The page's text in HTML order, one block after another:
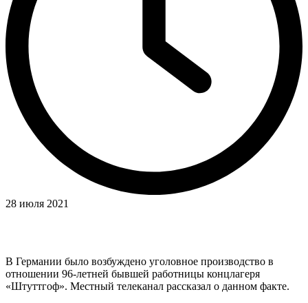
28 июля 2021
В Германии было возбуждено уголовное производство в
отношении 96-летней бывшей работницы концлагеря
«Штуттгоф». Местный телеканал рассказал о данном факте.